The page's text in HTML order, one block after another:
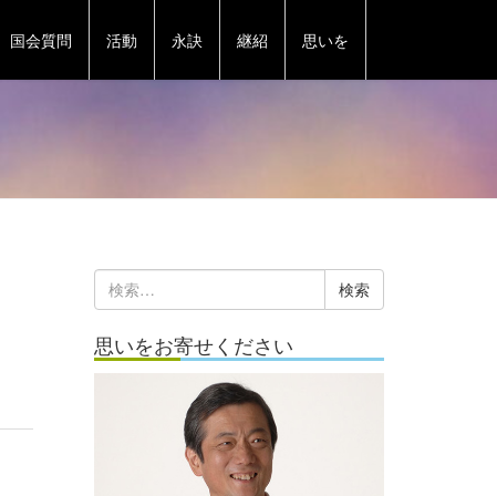
国会質問 活動 永訣 継紹 思いを
索:
思いをお寄せください